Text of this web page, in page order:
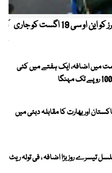
کیریبین پریمیئر لیگ ، قومی کرکٹرز کو این او سی 19 اگست کو جاری
میں اضافہ، ایک ہفتے میں کئی
ایشیا کپ 2026، پاکستان اور بھارت کا مقابلہ دبئی میں
تیسرے روز بڑا اضافہ ، فی تولہ ریٹ